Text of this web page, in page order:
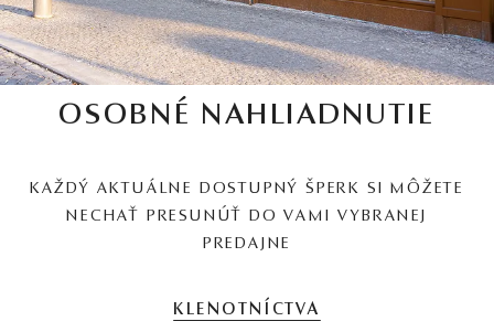
OSOBNÉ NAHLIADNUTIE
KAŽDÝ AKTUÁLNE DOSTUPNÝ ŠPERK SI MÔŽETE
NECHAŤ PRESUNÚŤ DO VAMI VYBRANEJ
PREDAJNE
KLENOTNÍCTVA